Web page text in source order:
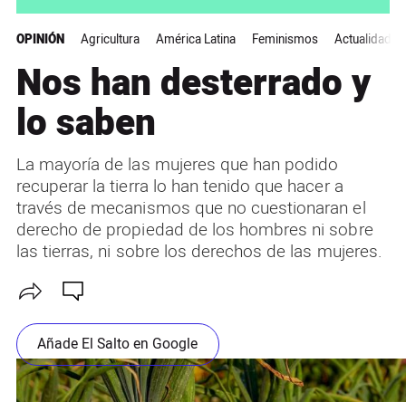
OPINIÓN Agricultura América Latina Feminismos Actualidad
Nos han desterrado y
lo saben
La mayoría de las mujeres que han podido
recuperar la tierra lo han tenido que hacer a
través de mecanismos que no cuestionaran el
derecho de propiedad de los hombres ni sobre
las tierras, ni sobre los derechos de las mujeres.
Añade El Salto en Google